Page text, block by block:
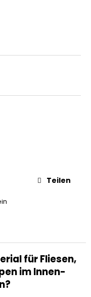
Teilen
für Fliesen,
im Innen-